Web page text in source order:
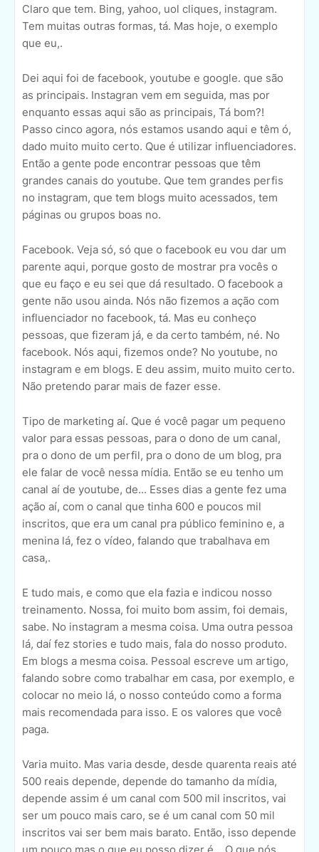
Claro que tem. Bing, yahoo, uol cliques, instagram.
Tem muitas outras formas, tá. Mas hoje, o exemplo
que eu,.
Dei aqui foi de facebook, youtube e google. que são
as principais. Instagran vem em seguida, mas por
enquanto essas aqui são as principais, Tá bom?!
Passo cinco agora, nós estamos usando aqui e têm ó,
dado muito muito certo. Que é utilizar influenciadores.
Então a gente pode encontrar pessoas que têm
grandes canais do youtube. Que tem grandes perfis
no instagram, que tem blogs muito acessados, tem
páginas ou grupos boas no.
Facebook. Veja só, só que o facebook eu vou dar um
parente aqui, porque gosto de mostrar pra vocês o
que eu faço e eu sei que dá resultado. O facebook a
gente não usou ainda. Nós não fizemos a ação com
influenciador no facebook, tá. Mas eu conheço
pessoas, que fizeram já, e da certo também, né. No
facebook. Nós aqui, fizemos onde? No youtube, no
instagram e em blogs. E deu assim, muito muito certo.
Não pretendo parar mais de fazer esse.
Tipo de marketing aí. Que é você pagar um pequeno
valor para essas pessoas, para o dono de um canal,
pra o dono de um perfil, pra o dono de um blog, pra
ele falar de você nessa mídia. Então se eu tenho um
canal aí de youtube, de... Esses dias a gente fez uma
ação aí, com o canal que tinha 600 e poucos mil
inscritos, que era um canal pra público feminino e, a
menina lá, fez o vídeo, falando que trabalhava em
casa,.
E tudo mais, e como que ela fazia e indicou nosso
treinamento. Nossa, foi muito bom assim, foi demais,
sabe. No instagram a mesma coisa. Uma outra pessoa
lá, daí fez stories e tudo mais, fala do nosso produto.
Em blogs a mesma coisa. Pessoal escreve um artigo,
falando sobre como trabalhar em casa, por exemplo, e
colocar no meio lá, o nosso conteúdo como a forma
mais recomendada para isso. E os valores que você
paga.
Varia muito. Mas varia desde, desde quarenta reais até
500 reais depende, depende do tamanho da mídia,
depende assim é um canal com 500 mil inscritos, vai
ser um pouco mais caro, se é um canal com 50 mil
inscritos vai ser bem mais barato. Então, isso depende